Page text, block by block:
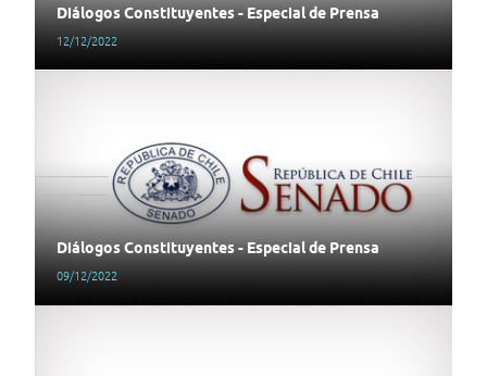
Diálogos Constituyentes - Especial de Prensa
12/12/2022
Diálogos Constituyentes - Especial de Prensa
09/12/2022